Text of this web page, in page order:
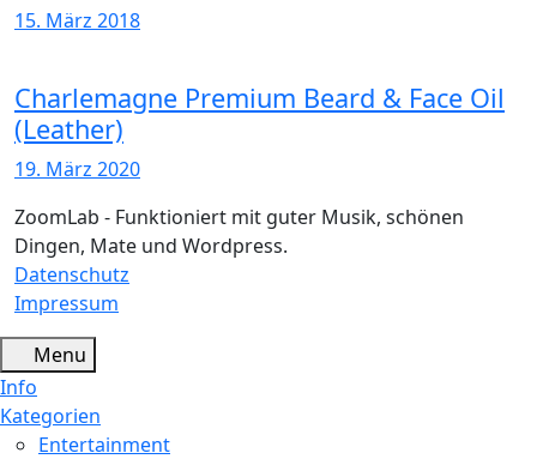
15. März 2018
Charlemagne Premium Beard & Face Oil
(Leather)
19. März 2020
ZoomLab - Funktioniert mit guter Musik, schönen
Dingen, Mate und Wordpress.
Datenschutz
Impressum
Menu
Info
Kategorien
Entertainment